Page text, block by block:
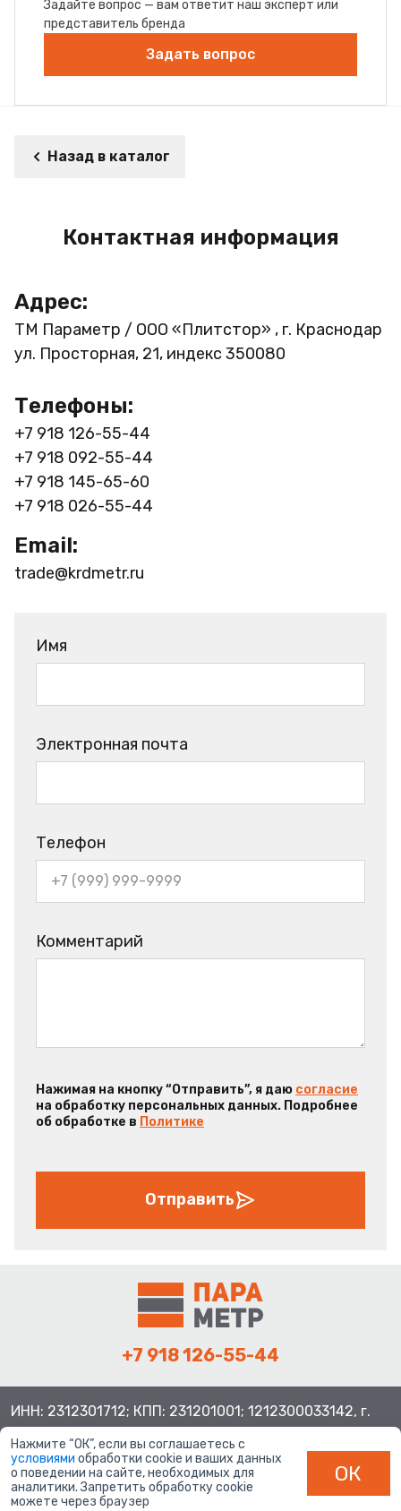
Задайте вопрос — вам ответит наш эксперт или
представитель бренда
Задать вопрос
Назад в каталог
Контактная информация
Адрес:
ТМ Параметр / ООО «Плитстор» , г. Краснодар
ул. Просторная, 21, индекс 350080
Телефоны:
+7 918 126-55-44
+7 918 092-55-44
+7 918 145-65-60
+7 918 026-55-44
Email:
trade@krdmetr.ru
Имя
Электронная почта
Телефон
Комментарий
Нажимая на кнопку “Отправить”, я даю согласие
на обработку персональных данных. Подробнее
об обработке в Политике
Отправить
+7 918 126-55-44
ИНН: 2312301712; КПП: 231201001; 1212300033142, г.
Краснодар ул. Просторная, 21, индекс 350080
Нажмите “ОК”, если вы соглашаетесь с
условиями обработки cookie и ваших данных
о поведении на сайте, необходимых для
аналитики. Запретить обработку cookie
можете через браузер
ОК